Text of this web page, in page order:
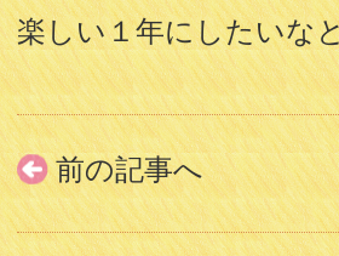
楽しい１年にしたいな
前の記事へ